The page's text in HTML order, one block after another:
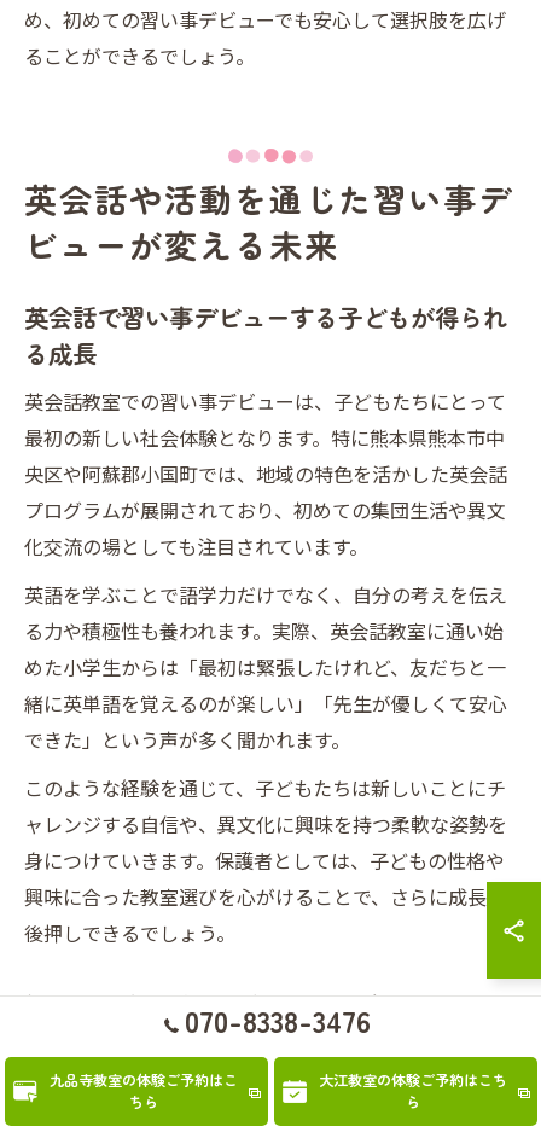
め、初めての習い事デビューでも安心して選択肢を広げ
ることができるでしょう。
英会話や活動を通じた習い事デ
ビューが変える未来
英会話で習い事デビューする子どもが得られ
る成長
英会話教室での習い事デビューは、子どもたちにとって
最初の新しい社会体験となります。特に熊本県熊本市中
央区や阿蘇郡小国町では、地域の特色を活かした英会話
プログラムが展開されており、初めての集団生活や異文
化交流の場としても注目されています。
英語を学ぶことで語学力だけでなく、自分の考えを伝え
る力や積極性も養われます。実際、英会話教室に通い始
めた小学生からは「最初は緊張したけれど、友だちと一
緒に英単語を覚えるのが楽しい」「先生が優しくて安心
できた」という声が多く聞かれます。
このような経験を通じて、子どもたちは新しいことにチ
ャレンジする自信や、異文化に興味を持つ柔軟な姿勢を
身につけていきます。保護者としては、子どもの性格や
興味に合った教室選びを心がけることで、さらに成長を
後押しできるでしょう。
熊本の英会話教室で広がる習い事デビューの
熊本市中央区や阿蘇郡小国町では、英会話教室のカリキ
ュラムが近年多様化しています。従来の読み書き中心の
070-8338-3476
九品寺教室の体験ご予約はこ
ちら
大江教室の体験ご予約はこち
ら